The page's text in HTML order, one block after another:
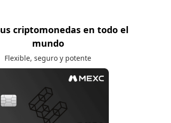
criptomonedas en todo el
mundo
Flexible, seguro y potente